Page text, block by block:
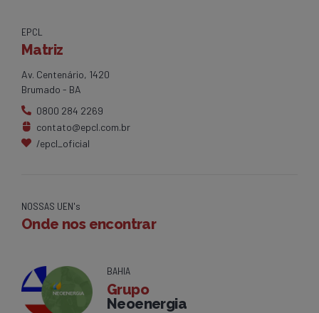
EPCL
Matriz
Av. Centenário, 1420
Brumado - BA
0800 284 2269
contato@epcl.com.br
/epcl_oficial
NOSSAS UEN's
Onde nos encontrar
BAHIA
Grupo
Neoenergia